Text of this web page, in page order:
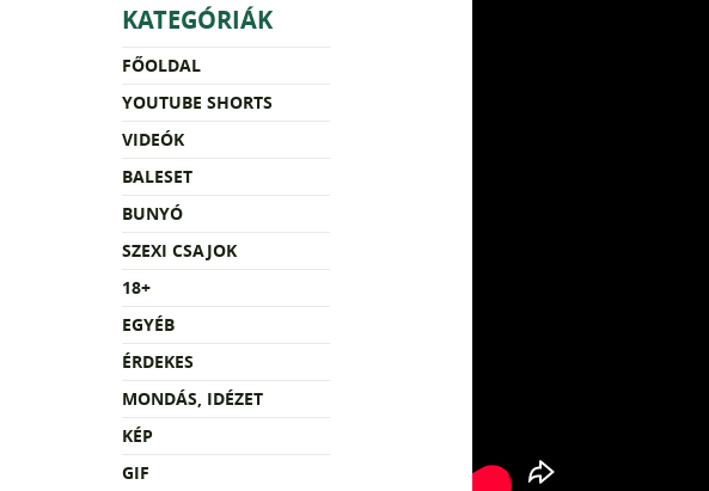
KATEGÓRIÁK
FŐOLDAL
YOUTUBE SHORTS
VIDEÓK
BALESET
BUNYÓ
SZEXI CSAJOK
18+
EGYÉB
ÉRDEKES
MONDÁS, IDÉZET
KÉP
GIF